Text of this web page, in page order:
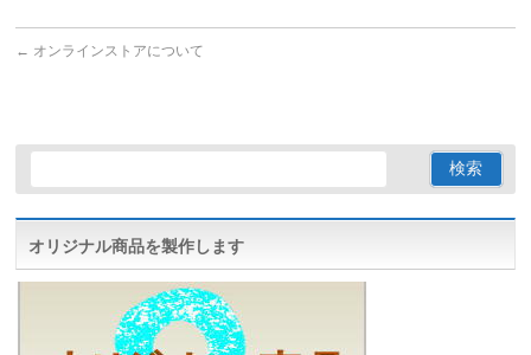
← オンラインストアについて
オリジナル商品を製作します